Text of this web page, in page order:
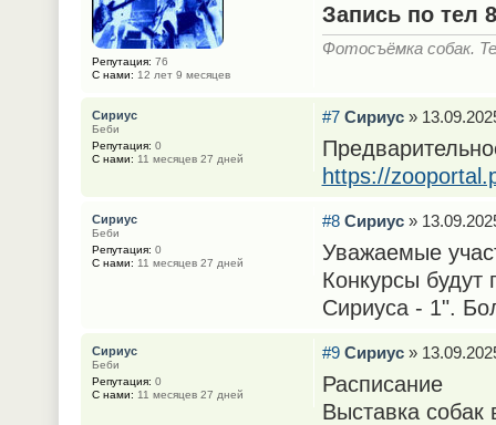
Запись по тел
Фотосъёмка собак.
Репутация: 76
С нами: 12 лет 9 месяцев
#7 Сириус»
https://
Сириус
Беби
Репутация: 0
С нами: 11 месяцев 27 дней
#8 Сириус»
Уважаемые
Конкурсы будут
Сириуса - 1".
Сириус
Беби
Репутация: 0
С нами: 11 месяцев 27 дней
#9 Сириус»
Расписание
Выставка собак
Сириус
Беби
Репутация: 0
С нами: 11 месяцев 27 дней